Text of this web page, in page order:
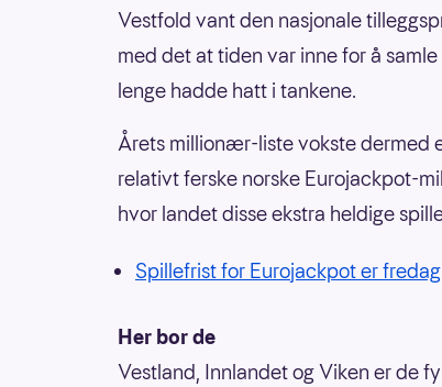
Vestfold vant den nasjonale
med det at tiden var inne for å
lenge hadde hatt i tankene.
Årets millionær-liste vokste dermed
relativt ferske norske Eurojackpot-
hvor landet disse ekstra heldige
Spillefrist for Eurojackpot er
Her bor de
Vestland, Innlandet og Viken er de